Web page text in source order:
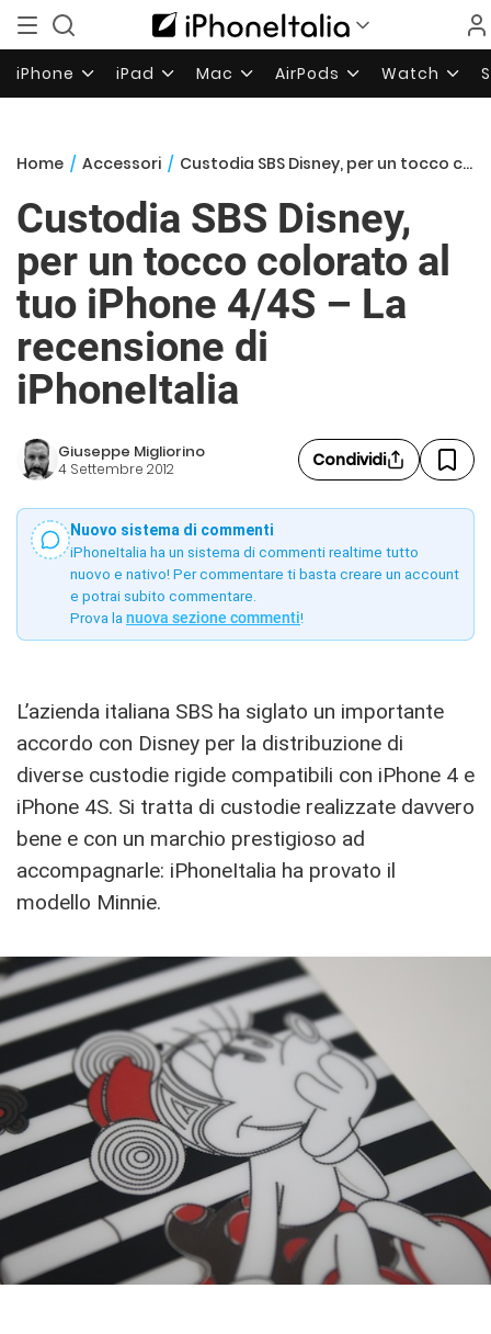
iPhone iPad Mac AirPods Watch
Home / Accessori / Custodia SBS Disney, per un tocco colorato al tuo iPhone 4/4S – La recensione di iPhoneItalia
Custodia SBS Disney,
per un tocco colorato al
tuo iPhone 4/4S – La
recensione di
iPhoneItalia
Giuseppe Migliorino
4 Settembre 2012 Condividi
Nuovo sistema di commenti
iPhoneItalia ha un sistema di commenti realtime tutto
nuovo e nativo! Per commentare ti basta creare un account
e potrai subito commentare.
Prova la nuova sezione commenti!
L’azienda italiana SBS ha siglato un importante
accordo con Disney per la distribuzione di
diverse custodie rigide compatibili con iPhone 4 e
iPhone 4S. Si tratta di custodie realizzate davvero
bene e con un marchio prestigioso ad
accompagnarle: iPhoneItalia ha provato il
modello Minnie.